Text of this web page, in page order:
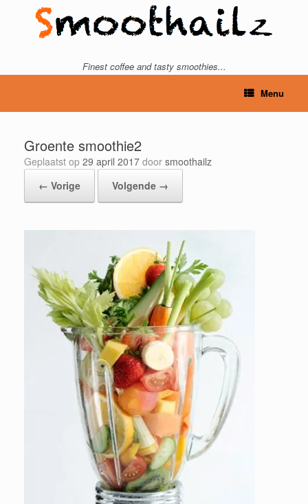
Finest coffee and tasty smoothies...
Menu
Groente smoothie2
Geplaatst op 29 april 2017 door smoothailz
← Vorige
Volgende →